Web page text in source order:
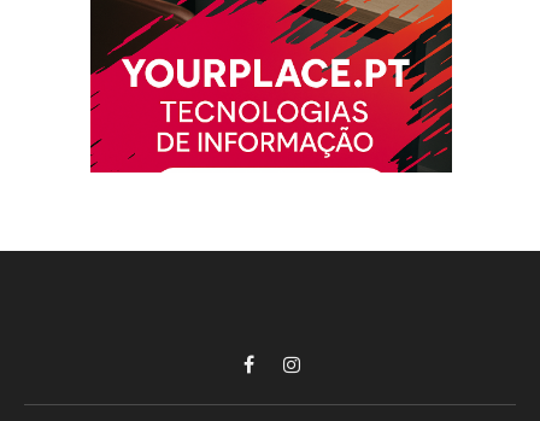
FacebookInstagram